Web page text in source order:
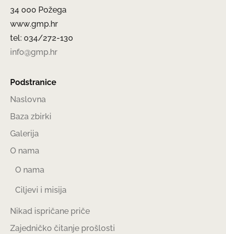
34 000 Požega
www.gmp.hr
tel: 034/272-130
info@gmp.hr
Podstranice
Naslovna
Baza zbirki
Galerija
O nama
O nama
Ciljevi i misija
Nikad ispričane priče
Zajedničko čitanje prošlosti